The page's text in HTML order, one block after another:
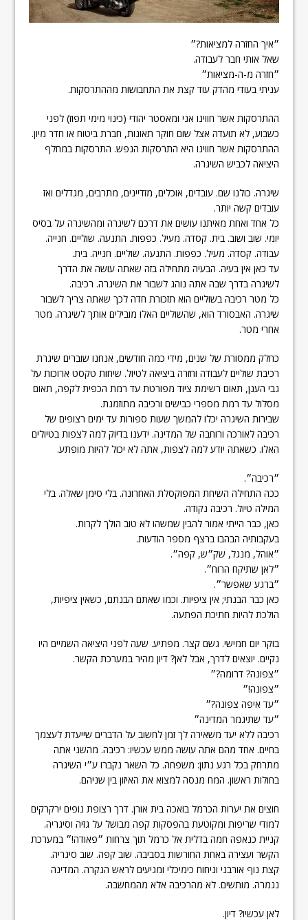
״איך החזרה למציאות?״
שאל אותי חבר לעבודה.
״חזרה מ-ה-מציאות״
עניתי בעודי מהדק עוד קצת את התחבושות מההתרסקות.
ההתרסקות אשר חווינו אני ומאסטר יהודי (כינוי מימי תפוז) לפני
כשבוע, לא תועדה אצל שום חוקר תאונות, חברת ביטוח או חדר מיון.
ההתרסקות אשר חווינו היא התרסקות הנפש. התרסקות במחלף
היציאה לכביש השיגרה.
שיגרה. כולנו שם. עובדים, אוכלים, מזדיינים, מתרבים, מגדלים ואז
עובדים קשה יותר.
כל אחד ואחת מאיתנו עושים את דרכם לשיגרה ומהשיגרה על בסיס
יומי. שוב ושוב. בית. קסדה. מעיל. כפפות. התנעה. שוליים. חנייה.
עבודה. קסדה. מעיל. כפפות. התנעה. שוליים. חנייה. בית.
עד כאן אין בעיה. הבעיה מתחילה בזה שאתה עושה את הדרך
לשיגרה בדרך שבה אתה נוהג לשבור את השיגרה. רכיבה.
כל מטר רכיבה בשוליים הוא תזכורת חדה לכך שאתה צריך לשבור
שיגרה. האבסורד הוא, שהשוליים האלו מובילים אותך לשיגרה. מטר
אחרי מטר.
כחלק ממסורת של שנים, מידי כמה חודשים, אנחנו שוברים שיגרת
רכיבת שוליים לעבודה וחזרה ביציאה לטיול. שיחות טקסט ארוכות על
גבי הענן, תאום רשימת ציוד מפורטת עד רמת הכפית לקפה, תאום
מסלול עד רמת מספרי כבישים ורכיבה מתוזמנת.
שבירות השיגרה יכלו להמשך שעות ספורות עד ימים רצופים של
רכיבה לאורכה ורוחבה של המדינה. ידענו בדיוק למה לצפות בטיולים
האלו. כשאתה יודע למה לצפות, אתה לא יכול להיות מופתע.
״רכיבה״.
ככה התחילה השיחת המפוקסלת האחרונה. בלי סימן שאלה. בלי
המילה טיול. רכיבה נקודה.
כאן, כבר הייתי אמור להבין שמשהו לא טוב הולך לקרות.
בעקבותיה הבהבו ברצף מספר הודעות.
״אוהל, מנגל, שק״ש, קפה״.
״לאן שתיקח הרוח״.
״ברגע שאפשר״.
כאן כבר הבנתי; אין ציפיות. וכמו שאתם הבנתם, כשאין ציפיות,
הולכת להיות חתיכת הפתעה.
בוקר יום חמישי. גשם קצר. מפתיע. שעה לפני היציאה השמיים היו
נקיים. יוצאים לדרך, אבל לאן? דיון מהיר במערכת הקשר.
״צפונה? דרומה?״
״צפונה!״
״עד איפה צפונה?״
״עד שתיגמר המדינה״
רכיבה ללא יעד משאירה לך זמן לחשוב על הדברים שייעדת לעצמך
בחיים. אחד מהם אתה עושה ממש עכשיו: רכיבה. מהשני אתה
מתרחק בכל רגע נתון: משפחה. כל השאר נקברו ע״י השיגרה
בחולות ראשון. המח מנסה למצוא את האיזון בין שניהם.
חוצים את יערות הכרמל בואכה בית אורן. דרך רצופת נופים ירקרקים
למודי שריפות ומקוטעת בהפסקות קפה מבושל על גזיה וסיגריה.
קניית כנאפה חמה בדלית אל כרמל תוך צרחות ״פאודה!״ במערכת
הקשר ועצירה באחת החורשות בסביבה. שוב קפה. שוב סיגריה.
קצת נוף אורבני וניחוח כימיכלי ומגיעים לראש הנקרה. המדינה
נגמרה. מותשים. לא מהרכיבה אלא מהמחשבה.
לאן עכשיו? דיון.